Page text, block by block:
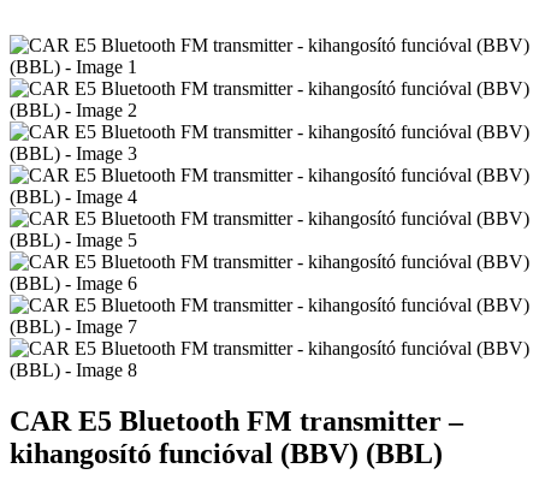
CAR E5 Bluetooth FM transmitter –
kihangosító funcióval (BBV) (BBL)